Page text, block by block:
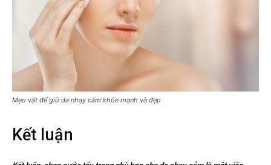
Mẹo vặt để giữ da nhạy cảm khỏe mạnh và đẹp
Kết luận